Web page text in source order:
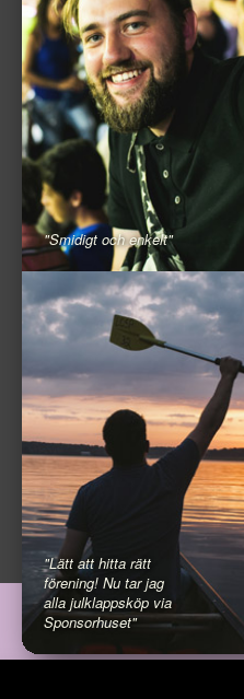
"Smidigt och enkelt"
"Lätt att hitta rätt
förening! Nu tar jag
alla julklappsköp via
Sponsorhuset"